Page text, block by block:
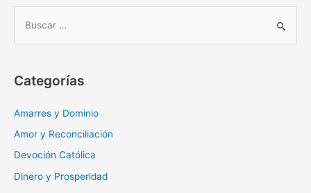
r
Categorías
Amarres y Dominio
Amor y Reconciliación
Devoción Católica
Dinero y Prosperidad